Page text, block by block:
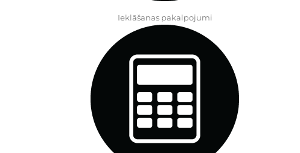
Ieklāšanas pakalpojumi